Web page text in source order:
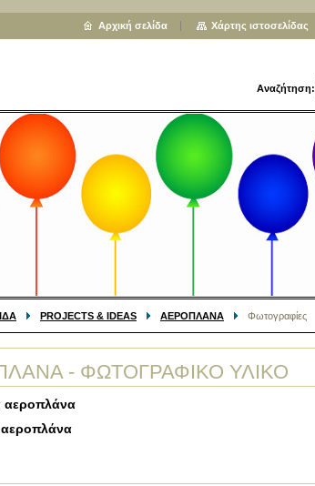
Αναζήτηση:
PROJECTS & IDEAS ΑΕΡΟΠΛΑΝΑ Φωτογραφίες
- ΦΩΤΟΓΡΑΦΙΚΟ ΥΛΙΚΟ
αεροπλάνα
Αρχική σελίδα Χάρτης ιστοσελίδας